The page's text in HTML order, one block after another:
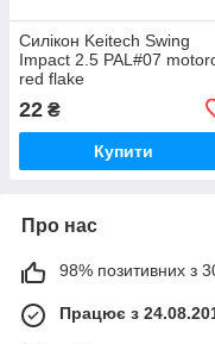
Силікон Keitech Swing
Impact 2.5 PAL#07
red flake
22 ₴
Купити
Про нас
98% позитивних з
Працює з